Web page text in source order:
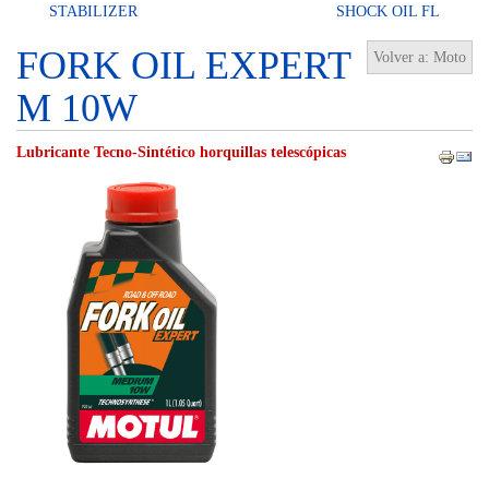
STABILIZER SHOCK OIL FL
Volver a: Moto
FORK OIL EXPERT
M 10W
Lubricante Tecno-Sintético horquillas telescópicas